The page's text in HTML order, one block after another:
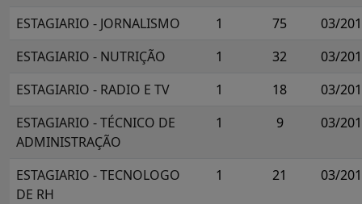
ESTAGIARIO - JORNALISMO
1 75
03/
ESTAGIARIO - NUTRIÇÃO
1 32
03/
ESTAGIARIO - RADIO E TV
1 18
03/
ESTAGIARIO - TÉCNICO DE
ADMINISTRAÇÃO
1 9 03/
ESTAGIARIO - TECNOLOGO
DE RH
1 21 03/